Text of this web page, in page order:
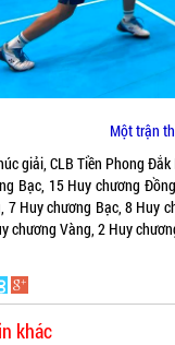
Một trận
giải, CLB Tiền Phong
Bạc, 15 Huy chương
7 Huy chương Bạc, 8 Huy
chương Vàng, 2 Huy
khác